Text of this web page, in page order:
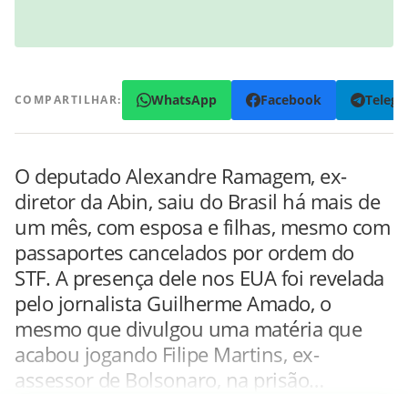
COMPARTILHAR: WhatsApp Facebook
O deputado Alexandre Ramagem, ex-
diretor da Abin, saiu do Brasil há mais de
um mês, com esposa e filhas, mesmo com
passaportes cancelados por ordem do
STF. A presença dele nos EUA foi revelada
pelo jornalista Guilherme Amado, o
mesmo que divulgou uma matéria que
acabou jogando Filipe Martins, ex-
assessor de Bolsonaro, na prisão…